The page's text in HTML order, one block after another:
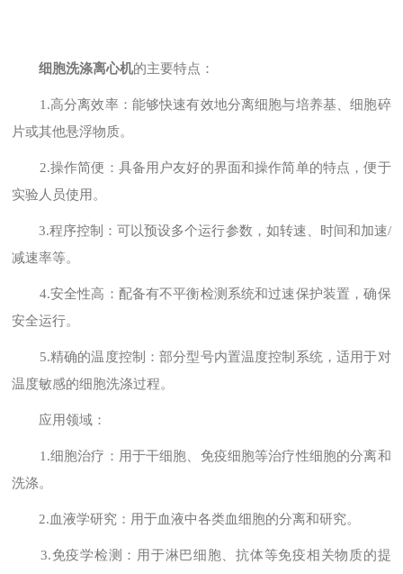
细胞洗涤离心机的主要特点：
1.高分离效率：能够快速有效地分离细胞与培养基、细胞碎
片或其他悬浮物质。
2.操作简便：具备用户友好的界面和操作简单的特点，便于
实验人员使用。
3.程序控制：可以预设多个运行参数，如转速、时间和加速/
减速率等。
4.安全性高：配备有不平衡检测系统和过速保护装置，确保
安全运行。
5.精确的温度控制：部分型号内置温度控制系统，适用于对
温度敏感的细胞洗涤过程。
应用领域：
1.细胞治疗：用于干细胞、免疫细胞等治疗性细胞的分离和
洗涤。
2.血液学研究：用于血液中各类血细胞的分离和研究。
3.免疫学检测：用于淋巴细胞、抗体等免疫相关物质的提